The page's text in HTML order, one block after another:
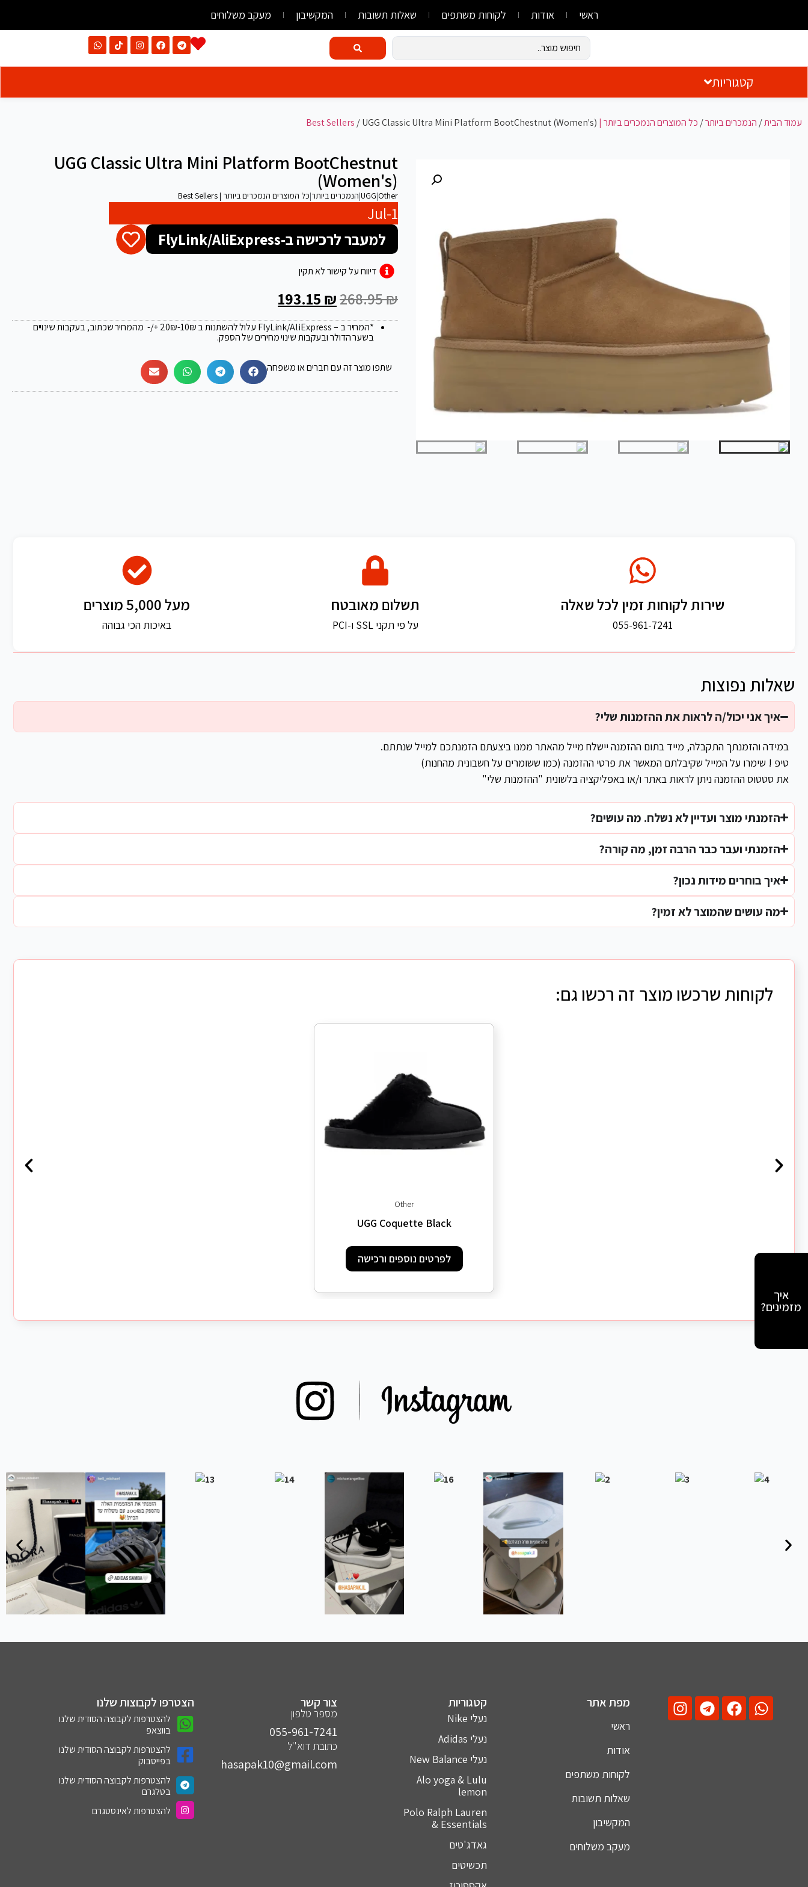
ראשי אודות לקוחות משתפים שאלות תשובות המקשיבון מעקב משלוחים
קטגוריות
עמוד הבית/ הנמכרים ביותר/ כל המוצרים הנמכרים ביותר | Best Sellers / UGG Classic Ultra Mini Platform BootChestnut (Women's)
UGG Classic Ultra Mini Platform BootChestnut
(Women's)
Other
|
UGG
|הנמכרים ביותר|כל המוצרים הנמכרים ביותר | Best Sellers
Jul-1
למעבר לרכישה ב-FlyLink/AliExpress
דיווח על קישור לא תקין
268.95₪
193.15 ₪
*המחיר ב – FlyLink/AliExpress עלול להשתנות ב 20 ₪
-10₪ +/- מהמחיר שכתוב, בעקבות שינויים
בשער הדולר ובעקבות שינוי מחירים של הספק.
שתפו מוצר זה עם חברים או משפחה
איך אני יכול/ה לראות את ההזמנות שלי?
במידה והזמנתך התקבלה, מייד בתום ההזמנה יישלח מייל מהאתר ממנו ביצעתם הזמנתכם למייל שנתתם.
טיפ ! שימרו על המייל שקיבלתם המאשר את פרטי ההזמנה (כמו ששומרים על חשבונית מהחנות)
את סטטוס ההזמנה ניתן לראות באתר ו/או באפליקציה בלשונית "ההזמנות שלי"
הזמנתי מוצר ועדיין לא נשלח. מה עושים?
הזמנתי ועבר כבר הרבה זמן, מה קורה?
איך בוחרים מידות נכון?
מה עושים שהמוצר לא זמין?
שאלות נפוצות
מעל 5,000 מוצרים
באיכות הכי גבוהה
תשלום מאובטח
על פי תקני SSL ו-PCI
שירות לקוחות זמין לכל שאלה
055-961-7241
לקוחות שרכשו מוצר זה רכשו גם:
Other
UGG Coquette Black
לפרטים נוספים ורכישה
איך
מזמינים?
מפת אתר
ראשי
אודות
לקוחות משתפים
שאלות תשובות
המקשיבון
מעקב משלוחים
קטגוריות
נעלי Nike
נעלי Adidas
נעלי New Balance
Alo yoga & Lulu
lemon
Polo Ralph Lauren
& Essentials
גאדג'טים
תכשיטים
צור קשר
מספר טלפון
055-961-7241⁩
כתובת דוא''ל
hasapak10@gmail.com
הצטרפו לקבוצות שלנו
להצטרפות לקבוצה הסודית שלנו
בווצאפ
להצטרפות לקבוצה הסודית שלנו
בפייסבוק
להצטרפות לקבוצה הסודית שלנו
בטלגרם
להצטרפות לאינסטגרם